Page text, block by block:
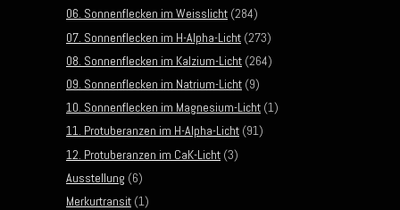
06. Sonnenflecken im Weisslicht (284)
07. Sonnenflecken im H-Alpha-Licht (273)
08. Sonnenflecken im Kalzium-Licht (264)
09. Sonnenflecken im Natrium-Licht (9)
10. Sonnenflecken im Magnesium-Licht (1)
11. Protuberanzen im H-Alpha-Licht (91)
12. Protuberanzen im CaK-Licht (3)
Ausstellung (6)
Merkurtransit (1)